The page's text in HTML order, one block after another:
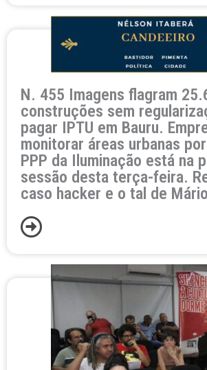
N. 455 Imagens flagram
construções sem
pagar IPTU em Bauru.
monitorar áreas urbanas
PPP da Iluminação está na
sessão desta terça-feira.
caso hacker e o tal de